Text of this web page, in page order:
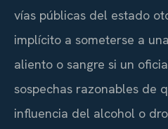
vías públicas del estado
implícito a someterse a
aliento o sangre si un
sospechas razonables de
influencia del alcohol o